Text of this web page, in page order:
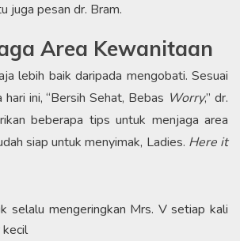
juga pesan dr. Bram.
Area Kewanitaan
lebih baik daripada mengobati. Sesuai
ini, “Bersih Sehat, Bebas Worry,” dr.
beberapa tips untuk menjaga area
siap untuk menyimak, Ladies. Here it
selalu mengeringkan Mrs. V setiap kali
kecil